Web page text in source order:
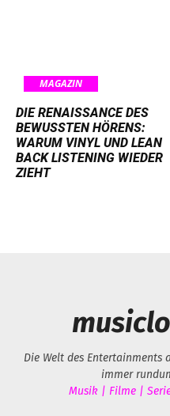
MAGAZIN
DIE RENAISSANCE DES
BEWUSSTEN HÖRENS:
WARUM VINYL UND LEAN
BACK LISTENING WIEDER
ZIEHT
Die Welt des Entertainments
immer
Musik | Filme |